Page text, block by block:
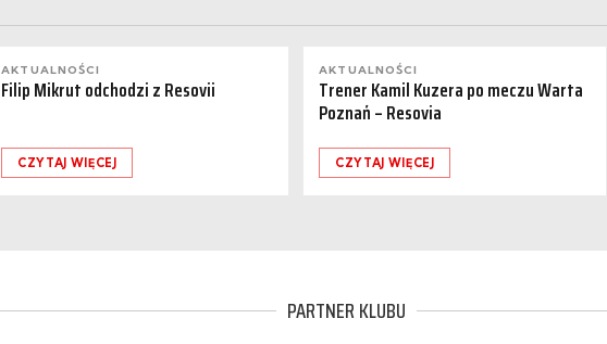
AKTUALNOŚCI
Filip Mikrut odchodzi z Resovii
CZYTAJ WIĘCEJ
AKTUALNOŚCI
Trener Kamil Kuzera po meczu Warta
Poznań – Resovia
CZYTAJ WIĘCEJ
PARTNER KLUBU